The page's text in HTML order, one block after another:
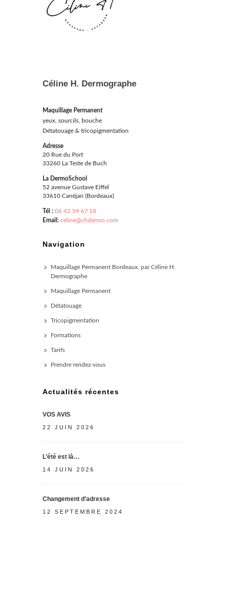
Céline H. Dermographe
Maquillage Permanent
yeux, sourcils, bouche
Détatouage & tricopigmentation
Adresse
20 Rue du Port
33260 La Teste de Buch
La DermoSchool
52 avenue Gustave Eiffel
33610 Canéjan (Bordeaux)
Tél : 06 42 59 67 18
Email: celine@chdermo.com
Navigation
Maquillage Permanent Bordeaux, par Céline H.
Dermographe
Maquillage Permanent
Détatouage
Tricopigmentation
Formations
Tarifs
Prendre rendez-vous
Actualités récentes
VOS AVIS
22 JUIN 2026
L’été est là…
14 JUIN 2026
Changement d’adresse
12 SEPTEMBRE 2024